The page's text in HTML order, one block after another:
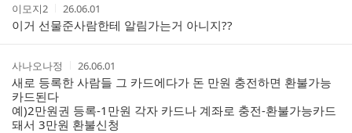
작
성
자
이모지2
작
성
시
간
26.06.01
이거 선물준사람한테 알림가는거 아니지??
작
성
자
사나오나정
작
성
시
26.06.01
새로 등록한 사람들 그 카드에다가 돈 만원 충전하면 환불가능
카드된다
예)2만원권 등록-1만원 각자 카드나 계좌로 충전-환불가능카드
돼서 3만원 환불신청